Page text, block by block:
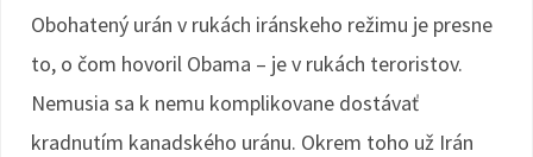
Obohatený urán v rukách iránskeho režimu je presne
to, o čom hovoril Obama – je v rukách teroristov.
Nemusia sa k nemu komplikovane dostávať
kradnutím kanadského uránu. Okrem toho už Irán